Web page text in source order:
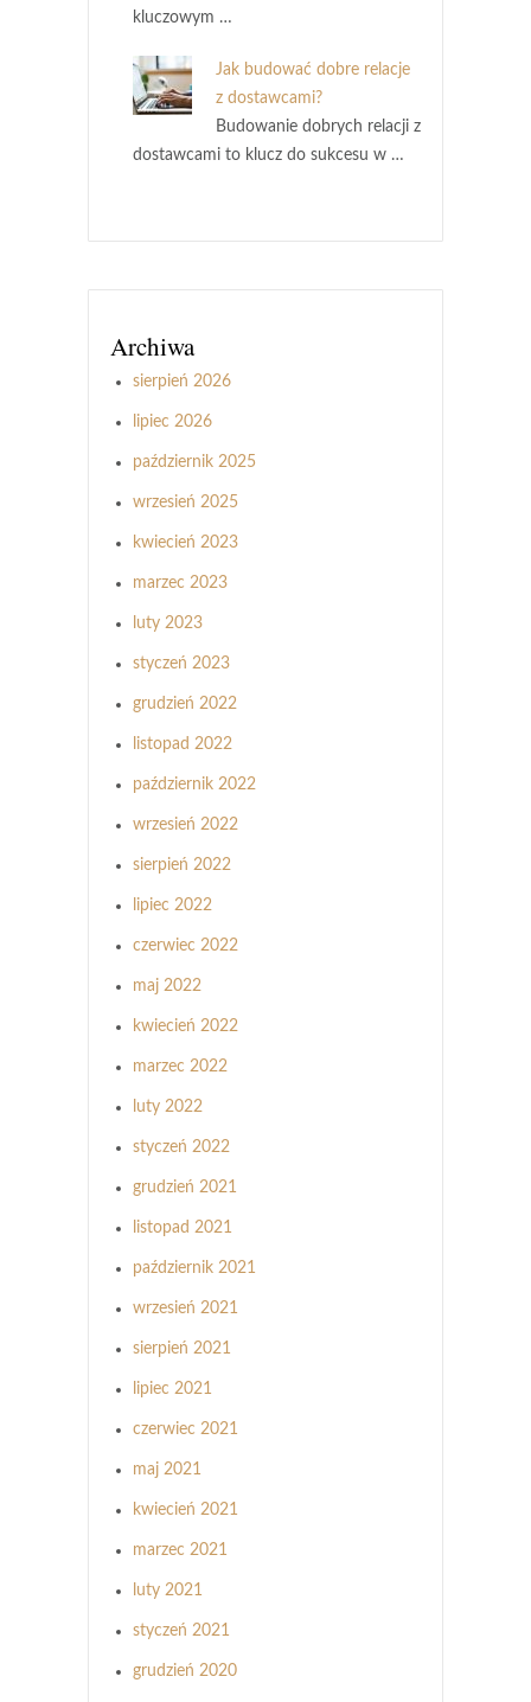
kluczowym …
Jak budować dobre relacje
z dostawcami?
Budowanie dobrych relacji z
dostawcami to klucz do sukcesu w …
Archiwa
sierpień 2026
lipiec 2026
październik 2025
wrzesień 2025
kwiecień 2023
marzec 2023
luty 2023
styczeń 2023
grudzień 2022
listopad 2022
październik 2022
wrzesień 2022
sierpień 2022
lipiec 2022
czerwiec 2022
maj 2022
kwiecień 2022
marzec 2022
luty 2022
styczeń 2022
grudzień 2021
listopad 2021
październik 2021
wrzesień 2021
sierpień 2021
lipiec 2021
czerwiec 2021
maj 2021
kwiecień 2021
marzec 2021
luty 2021
styczeń 2021
grudzień 2020